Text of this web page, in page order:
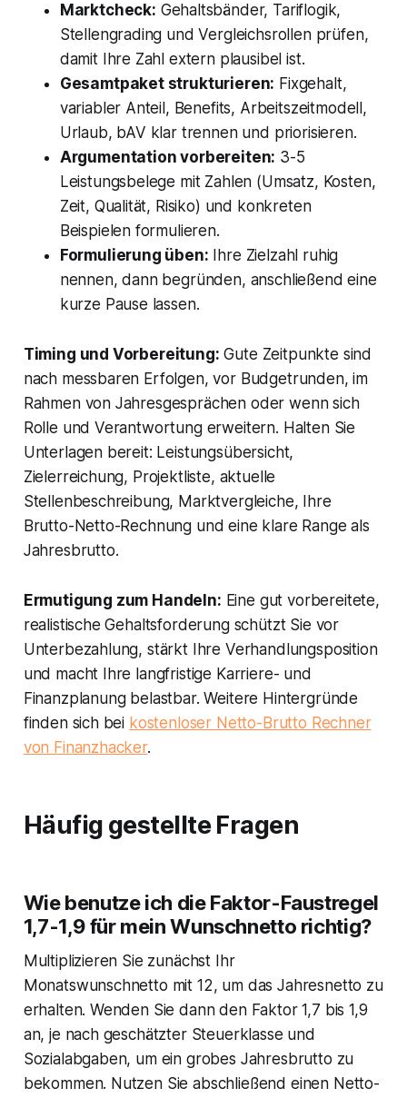
Marktcheck: Gehaltsbänder, Tariflogik,
Stellengrading und Vergleichsrollen prüfen,
damit Ihre Zahl extern plausibel ist.
Gesamtpaket strukturieren: Fixgehalt,
variabler Anteil, Benefits, Arbeitszeitmodell,
Urlaub, bAV klar trennen und priorisieren.
Argumentation vorbereiten: 3-5
Leistungsbelege mit Zahlen (Umsatz, Kosten,
Zeit, Qualität, Risiko) und konkreten
Beispielen formulieren.
Formulierung üben: Ihre Zielzahl ruhig
nennen, dann begründen, anschließend eine
kurze Pause lassen.
Timing und Vorbereitung: Gute Zeitpunkte sind
nach messbaren Erfolgen, vor Budgetrunden, im
Rahmen von Jahresgesprächen oder wenn sich
Rolle und Verantwortung erweitern. Halten Sie
Unterlagen bereit: Leistungsübersicht,
Zielerreichung, Projektliste, aktuelle
Stellenbeschreibung, Marktvergleiche, Ihre
Brutto-Netto-Rechnung und eine klare Range als
Jahresbrutto.
Ermutigung zum Handeln: Eine gut vorbereitete,
realistische Gehaltsforderung schützt Sie vor
Unterbezahlung, stärkt Ihre Verhandlungsposition
und macht Ihre langfristige Karriere- und
Finanzplanung belastbar. Weitere Hintergründe
finden sich bei kostenloser Netto-Brutto Rechner
von Finanzhacker.
Häufig gestellte Fragen
Wie benutze ich die Faktor-Faustregel
1,7-1,9 für mein Wunschnetto richtig?
Multiplizieren Sie zunächst Ihr
Monatswunschnetto mit 12, um das Jahresnetto zu
erhalten. Wenden Sie dann den Faktor 1,7 bis 1,9
an, je nach geschätzter Steuerklasse und
Sozialabgaben, um ein grobes Jahresbrutto zu
bekommen. Nutzen Sie abschließend einen Netto-